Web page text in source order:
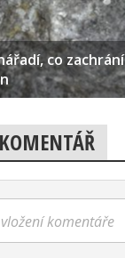
co zachrání
komentáře